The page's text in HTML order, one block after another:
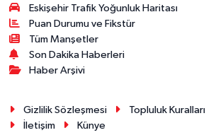
Eskişehir Trafik Yoğunluk Haritası
Puan Durumu ve Fikstür
Tüm Manşetler
Son Dakika Haberleri
Haber Arşivi
Gizlilik Sözleşmesi Topluluk Kuralları
İletişim
Künye